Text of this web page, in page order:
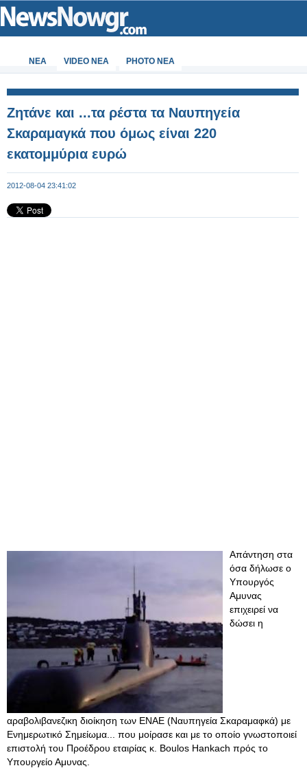
ΝΕΑ VIDEO NEA PHOTO NEA
Ζητάνε και ...τα ρέστα τα Ναυπηγεία
Σκαραμαγκά που όμως είναι 220
εκατομμύρια ευρώ
2012-08-04 23:41:02
Απάντηση στα
όσα δήλωσε ο
Υπουργός
Αμυνας
επιχειρεί να
δώσει η
αραβολιβανεζικη διοίκηση των ΕΝΑΕ (Ναυπηγεία Σκαραμαφκά) με
Ενημερωτικό Σημείωμα... που μοίρασε και με το οποίο γνωστοποιεί
επιστολή του Προέδρου εταιρίας κ. Boulos Hankach πρός το
Υπουργείο Αμυνας.